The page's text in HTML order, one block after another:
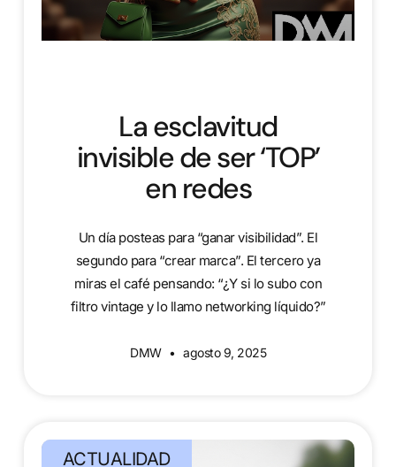
La esclavitud
invisible de ser ‘TOP’
en redes
Un día posteas para “ganar visibilidad”. El
segundo para “crear marca”. El tercero ya
miras el café pensando: “¿Y si lo subo con
filtro vintage y lo llamo networking líquido?”
DMW agosto 9, 2025
ACTUALIDAD